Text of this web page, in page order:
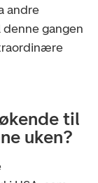
andre
gangen
til
uken?